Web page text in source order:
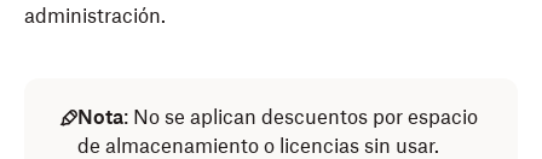
administración.
Nota: No se aplican descuentos por espacio
de almacenamiento o licencias sin usar.